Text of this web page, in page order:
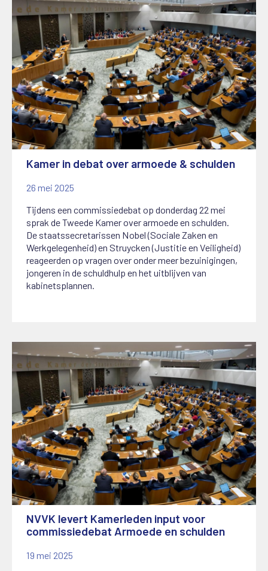
Kamer in debat over armoede & schulden
26 mei 2025
Tijdens een commissiedebat op donderdag 22 mei
sprak de Tweede Kamer over armoede en schulden.
De staatssecretarissen Nobel (Sociale Zaken en
Werkgelegenheid) en Struycken (Justitie en Veiligheid)
reageerden op vragen over onder meer bezuinigingen,
jongeren in de schuldhulp en het uitblijven van
kabinetsplannen.
NVVK levert Kamerleden input voor
commissiedebat Armoede en schulden
19 mei 2025